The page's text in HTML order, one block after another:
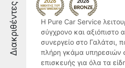
Διακριθέντες
Η Pure Car Service
σύγχρονο και αξιόπιστο
συνεργείο στο Γαλάτσι,
πλήρη γκάμα υπηρεσιών
επισκευής για όλα τα